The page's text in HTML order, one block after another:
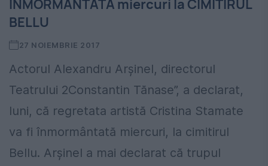
ÎNMORMÂNTATĂ miercuri la CIMITIRUL
BELLU
27 NOIEMBRIE 2017
Actorul Alexandru Arşinel, directorul
Teatrului 2Constantin Tănase”, a declarat,
luni, că regretata artistă Cristina Stamate
va fi înmormântată miercuri, la cimitirul
Bellu. Arşinel a mai declarat că trupul